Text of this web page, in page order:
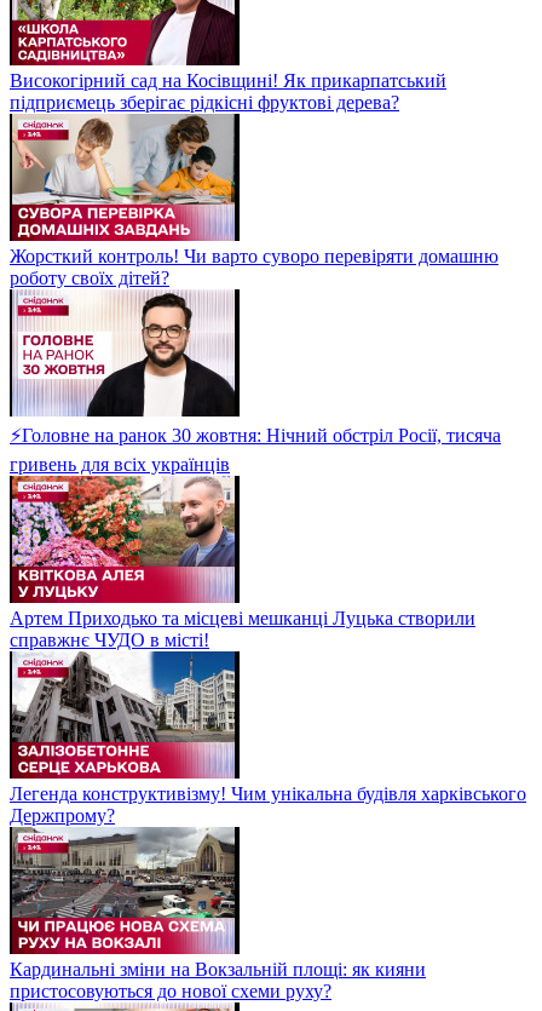
Високогірний сад на Косівщині! Як прикарпатський
підприємець зберігає рідкісні фруктові дерева?
Жорсткий контроль! Чи варто суворо перевіряти домашню
роботу своїх дітей?
⚡Головне на ранок 30 жовтня: Нічний обстріл Росії, тисяча
гривень для всіх українців
Артем Приходько та місцеві мешканці Луцька створили
справжнє ЧУДО в місті!
Легенда конструктивізму! Чим унікальна будівля харківського
Держпрому?
Кардинальні зміни на Вокзальній площі: як кияни
пристосовуються до нової схеми руху?